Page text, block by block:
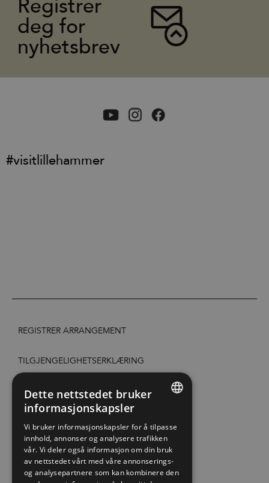
Registrer
deg for
nyhetsbrev
#visitlillehammer
REGISTRER ARRANGEMENT
TILGJENGELIGHETSERKLÆRING
PERSONVERN & COOKIES
EXTRANET
KONTAKT OSS
NORWEGIAN
GERMAN
Dette nettstedet bruker
informasjonskapsler
Vi bruker informasjonskapsler for å tilpasse
innhold, annonser og analysere trafikken
vår. Vi deler også informasjon om din bruk
av nettstedet vårt med våre annonserings-
og analysepartnere som kan kombinere den